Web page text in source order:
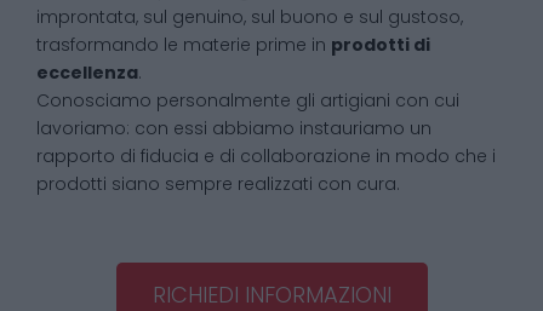
improntata, sul genuino, sul buono e sul gustoso,
trasformando le materie prime in prodotti di
eccellenza.
Conosciamo personalmente gli artigiani con cui
lavoriamo: con essi abbiamo instauriamo un
rapporto di fiducia e di collaborazione in modo che i
prodotti siano sempre realizzati con cura.
RICHIEDI INFORMAZIONI